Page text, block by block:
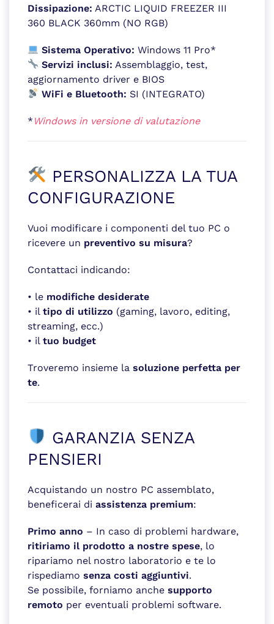
Dissipazione: ARCTIC LIQUID FREEZER III
360 BLACK 360mm (NO RGB)
Sistema Operativo: Windows 11 Pro*
Servizi inclusi: Assemblaggio, test,
aggiornamento driver e BIOS
WiFi e Bluetooth: SI (INTEGRATO)
*Windows in versione di valutazione
PERSONALIZZA LA TUA
CONFIGURAZIONE
Vuoi modificare i componenti del tuo PC o
ricevere un preventivo su misura?
Contattaci indicando:
• le modifiche desiderate
• il tipo di utilizzo (gaming, lavoro, editing,
streaming, ecc.)
• il tuo budget
Troveremo insieme la soluzione perfetta per
te.
GARANZIA SENZA
PENSIERI
Acquistando un nostro PC assemblato,
beneficerai di assistenza premium:
Primo anno – In caso di problemi hardware,
ritiriamo il prodotto a nostre spese, lo
ripariamo nel nostro laboratorio e te lo
rispediamo senza costi aggiuntivi.
Se possibile, forniamo anche supporto
remoto per eventuali problemi software.